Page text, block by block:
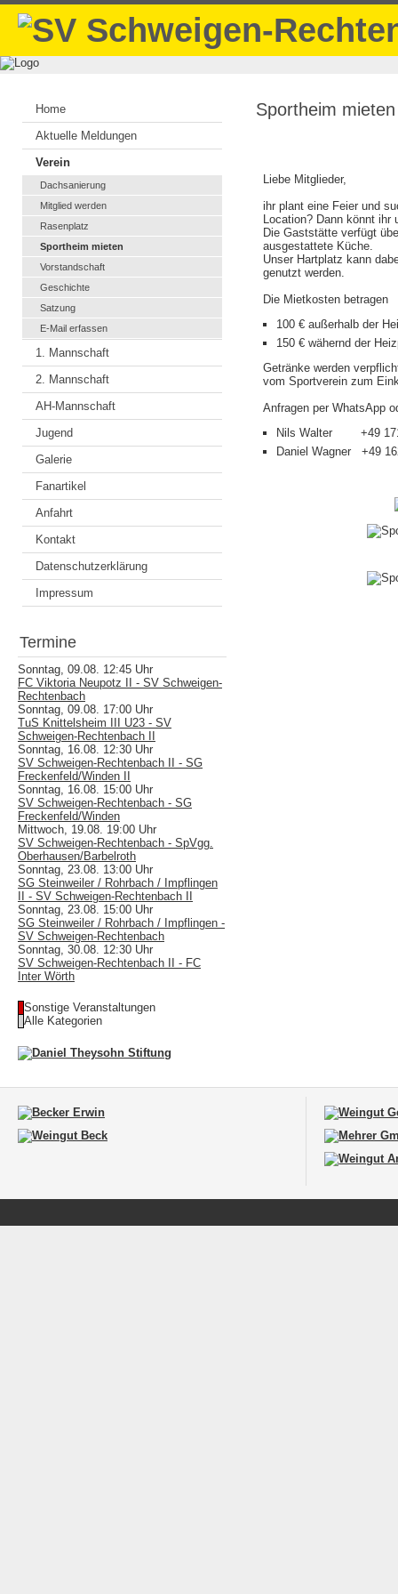
Home
Aktuelle Meldungen
Verein
Dachsanierung
Mitglied werden
Rasenplatz
Sportheim mieten
Vorstandschaft
Geschichte
Satzung
E-Mail erfassen
1. Mannschaft
2. Mannschaft
AH-Mannschaft
Jugend
Galerie
Fanartikel
Anfahrt
Kontakt
Datenschutzerklärung
Impressum
Termine
Sonntag, 09.08. 12:45 Uhr
FC Viktoria Neupotz II - SV Schweigen-
Rechtenbach
Sonntag, 09.08. 17:00 Uhr
TuS Knittelsheim III U23 - SV
Schweigen-Rechtenbach II
Sonntag, 16.08. 12:30 Uhr
SV Schweigen-Rechtenbach II - SG
Freckenfeld/Winden II
Sonntag, 16.08. 15:00 Uhr
SV Schweigen-Rechtenbach - SG
Freckenfeld/Winden
Mittwoch, 19.08. 19:00 Uhr
SV Schweigen-Rechtenbach - SpVgg.
Oberhausen/Barbelroth
Sonntag, 23.08. 13:00 Uhr
SG Steinweiler / Rohrbach / Impflingen
II - SV Schweigen-Rechtenbach II
Sonntag, 23.08. 15:00 Uhr
SG Steinweiler / Rohrbach / Impflingen -
SV Schweigen-Rechtenbach
Sonntag, 30.08. 12:30 Uhr
SV Schweigen-Rechtenbach II - FC
Inter Wörth
Sonstige Veranstaltungen
Alle Kategorien
Sportheim mieten
Liebe Mitglieder,
ihr plant eine Feier und
Location? Dann könnt ihr
Die Gaststätte verfügt
ausgestattete Küche.
Unser Hartplatz kann
genutzt werden.
Die Mietkosten betragen
100 € außerhalb der
150 € wähernd der
Getränke werden
vom Sportverein zum
Anfragen per WhatsApp
Nils Walter +49 171
Daniel Wagner +49